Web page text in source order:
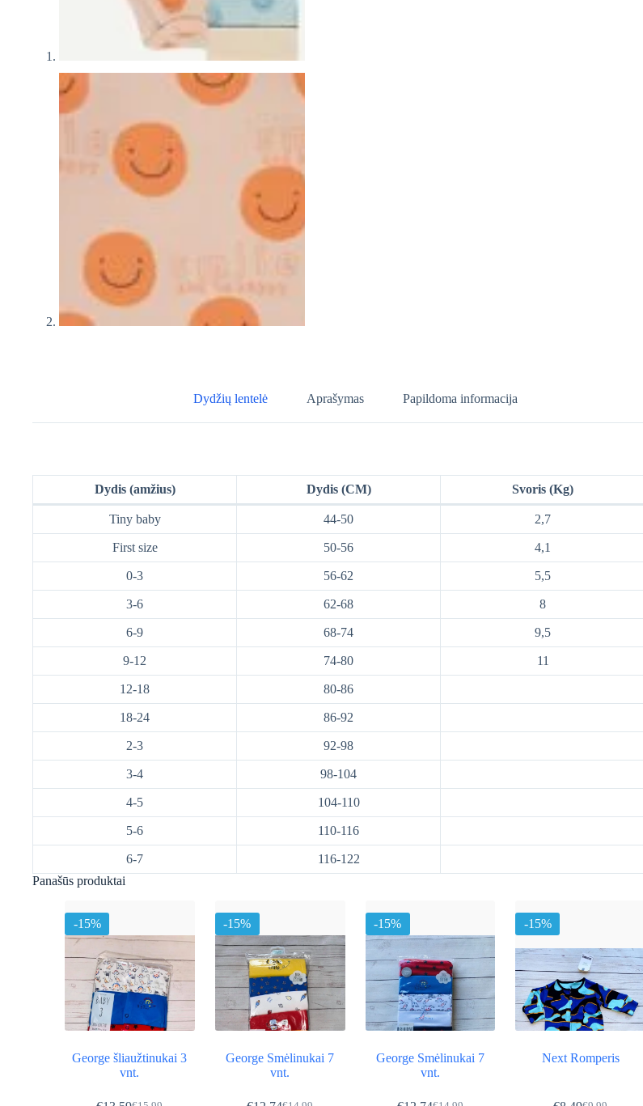
Dydžių lentelė Aprašymas Papildoma informacija
Dydis (amžius) Dydis (CM) Svoris (Kg)
Tiny baby 44-50 2,7
First size 50-56 4,1
0-3 56-62 5,5
3-6 62-68 8
6-9 68-74 9,5
9-12 74-80 11
12-18 80-86
18-24 86-92
2-3 92-98
3-4 98-104
4-5 104-110
5-6 110-116
6-7
116-122
Panašūs produktai
-15%
George šliaužtinukai 3
vnt.
-15%
George Smėlinukai 7
vnt.
-15%
George Smėlinukai 7
vnt.
-15%
Next Romperis